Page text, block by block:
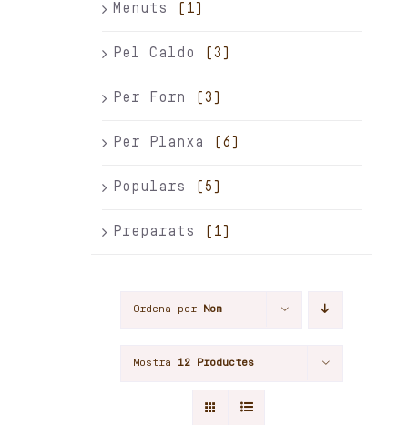
Menuts (1)
Pel Caldo (3)
Per Forn (3)
Per Planxa (6)
Populars (5)
Preparats (1)
Ordena per Nom
Mostra 12 Productes